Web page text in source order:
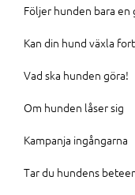
Följer hunden bara en
Kan din hund växla
Vad ska hunden göra!
Om hunden låser sig
Kampanja ingångarna
Tar du hundens